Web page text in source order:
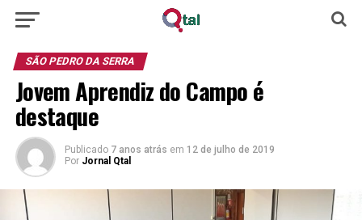
SÃO PEDRO DA SERRA
Jovem Aprendiz do Campo é
destaque
Publicado 7 anos atrás em 12 de julho de 2019
Por Jornal Qtal